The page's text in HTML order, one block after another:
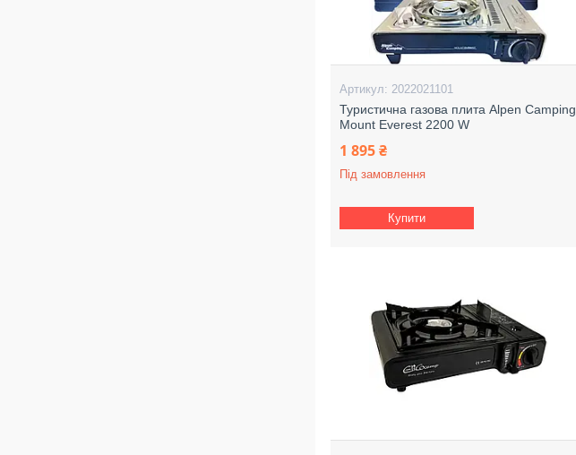
2022021101
Туристична газова плита Alpen Camping
Mount Everest 2200 W
1 895 ₴
Під замовлення
Купити